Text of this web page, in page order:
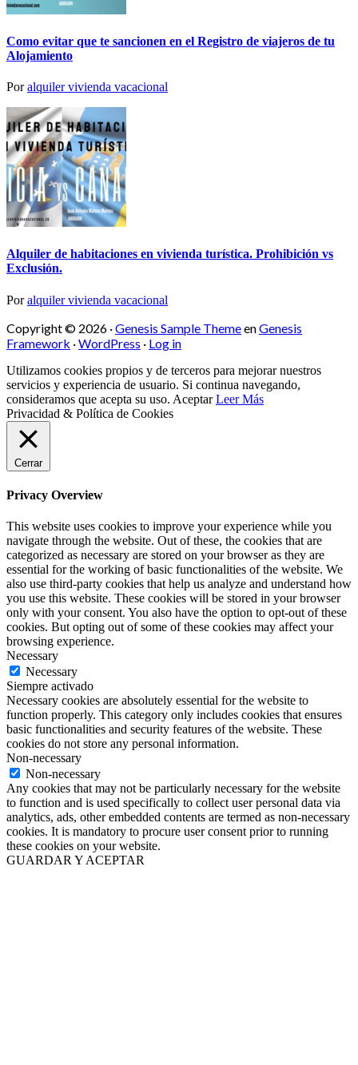
Como evitar que te sancionen en el Registro de viajeros de tu
Alojamiento
Poralquiler vivienda vacacional
Alquiler de habitaciones en vivienda turística. Prohibición vs
Exclusión.
Poralquiler vivienda vacacional
Copyright © 2026 ·Genesis Sample ThemeenGenesis
Framework ·WordPress · Log in
Utilizamos cookies propios y de terceros para mejorar nuestros
servicios y experiencia de usuario. Si continua navegando,
consideramos que acepta su uso. Aceptar Leer Más
Privacidad & Política de Cookies
Cerrar
Privacy Overview
This website uses cookies to improve your experience while you
navigate through the website. Out of these, the cookies that are
categorized as necessary are stored on your browser as they are
essential for the working of basic functionalities of the website. We
also use third-party cookies that help us analyze and understand how
you use this website. These cookies will be stored in your browser
only with your consent. You also have the option to opt-out of these
cookies. But opting out of some of these cookies may affect your
browsing experience.
Necessary
Necessary
Siempre activado
Necessary cookies are absolutely essential for the website to
function properly. This category only includes cookies that ensures
basic functionalities and security features of the website. These
cookies do not store any personal information.
Non-necessary
Non-necessary
Any cookies that may not be particularly necessary for the website
to function and is used specifically to collect user personal data via
analytics, ads, other embedded contents are termed as non-necessary
cookies. It is mandatory to procure user consent prior to running
these cookies on your website.
GUARDAR Y ACEPTAR